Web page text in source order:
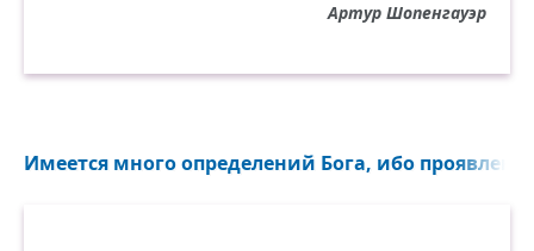
Артур Шопенгауэр
Имеется много определений Бога, ибо